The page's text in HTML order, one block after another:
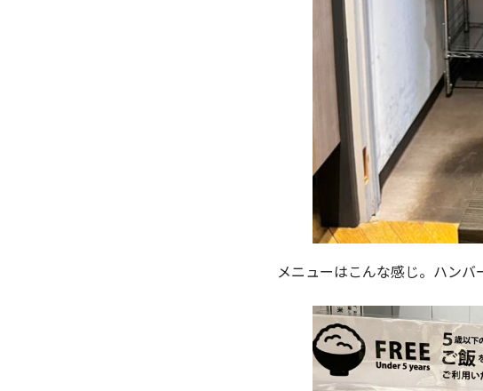
メニューはこんな感じ。ハンバ